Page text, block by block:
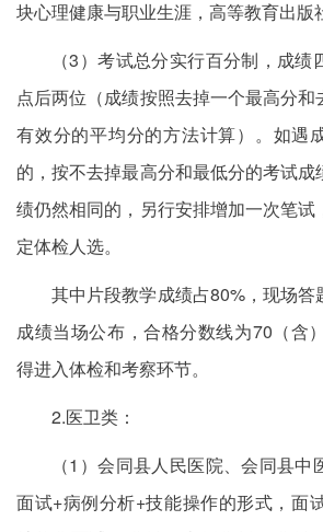
块心理健康与职业生涯，高等教育出版
（3）考试总分实行百分制，成
点后两位（成绩按照去掉一个最高分和
有效分的平均分的方法计算）。如遇
的，按不去掉最高分和最低分的考试
绩仍然相同的，另行安排增加一次笔试
定体检人选。
其中片段教学成绩占80%，现场
成绩当场公布，合格分数线为70（含
得进入体检和考察环节。
2.医卫类：
（1）会同县人民医院、会同县
面试+病例分析+技能操作的形式，面